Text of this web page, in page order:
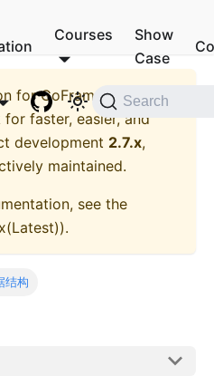
Courses
Show
Case
Search
forGoFrame - A
faster, easier, and
development 2.7.x,
maintained.
see the
).
结构